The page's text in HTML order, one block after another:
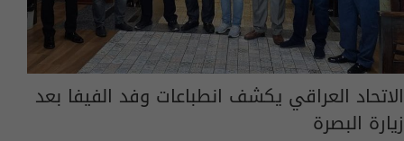
الاتحاد العراقي يكشف انطباعات وفد الفيفا بعد
زيارة البصرة